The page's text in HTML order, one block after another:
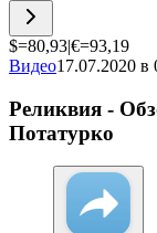
$=80,93|€=93,19
Видео17.07.2020 в
Реликвия -
Потатурко